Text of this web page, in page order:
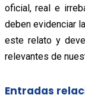
oficial, real e
deben evidenciar
este relato y
relevantes de
Entradas